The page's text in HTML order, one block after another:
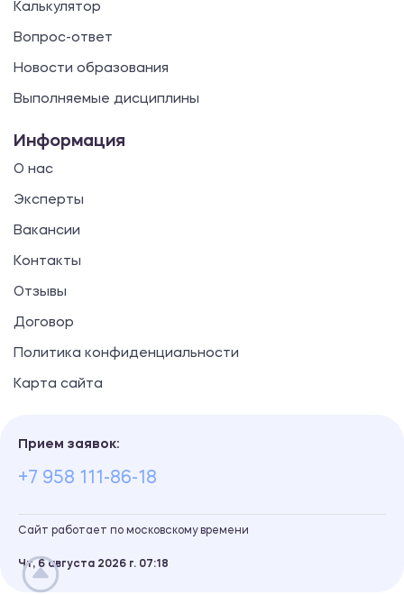
Калькулятор
Вопрос-ответ
Новости образования
Выполняемые дисциплины
Информация
О нас
Эксперты
Вакансии
Контакты
Отзывы
Договор
Политика конфиденциальности
Карта сайта
Прием заявок:
+7 958 111-86-18
Сайт работает по московскому времени
Чт, 6 августа 2026 г. 07:18